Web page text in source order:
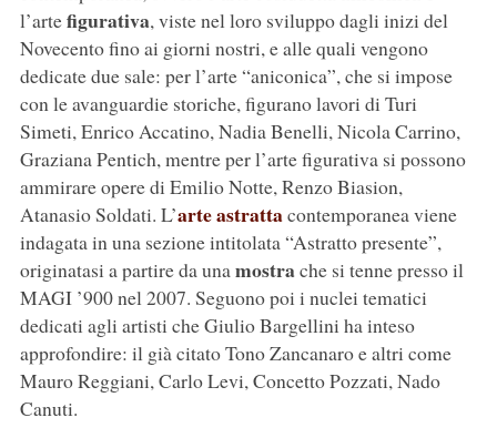
l’artefigurativa, viste nel loro sviluppo dagli inizi del
Novecento fino ai giorni nostri, e alle quali vengono
dedicate due sale: per l’arte “aniconica”, che si impose
con le avanguardie storiche, figurano lavori di Turi
Simeti, Enrico Accatino, Nadia Benelli, Nicola Carrino,
Graziana Pentich, mentre per l’arte figurativa si possono
ammirare opere di Emilio Notte, Renzo Biasion,
Atanasio Soldati. L’arte astrattacontemporanea viene
indagata in una sezione intitolata “Astratto presente”,
originatasi a partire da unamostrache si tenne presso il
MAGI ’900 nel 2007. Seguono poi i nuclei tematici
dedicati agli artisti che Giulio Bargellini ha inteso
approfondire: il già citato Tono Zancanaro e altri come
Mauro Reggiani, Carlo Levi, Concetto Pozzati, Nado
Canuti.